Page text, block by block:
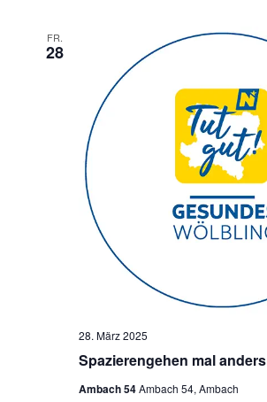
FR.
28
Spazierengehen mal anders
28. März 2025
Ambach 54Ambach 54, Ambach